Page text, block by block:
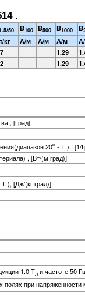
.
50 B100 B500 B1000 B
кг А/м А/м А/м
1.29
1.29
, [Град]
20o - T ) , [1/
, [Вт/(м·град)]
), [Дж/(кг·град)]
1.0 Тл и частоте 50
полях при напряженности